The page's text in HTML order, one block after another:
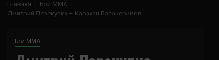
Главная
Бои ММА
Дмитрий Перекупка – Карахан Балакеримов
Бои ММА